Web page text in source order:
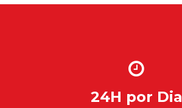
24H por Dia